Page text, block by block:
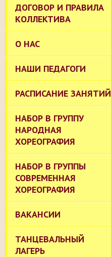
ДОГОВОР И ПРАВИЛА
КОЛЛЕКТИВА
О НАС
НАШИ ПЕДАГОГИ
РАСПИСАНИЕ ЗАНЯТИЙ
НАБОР В ГРУППУ
НАРОДНАЯ
ХОРЕОГРАФИЯ
НАБОР В ГРУППЫ
СОВРЕМЕННАЯ
ХОРЕОГРАФИЯ
ВАКАНСИИ
ТАНЦЕВАЛЬНЫЙ
ЛАГЕРЬ